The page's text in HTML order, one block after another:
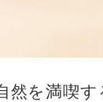
を満喫